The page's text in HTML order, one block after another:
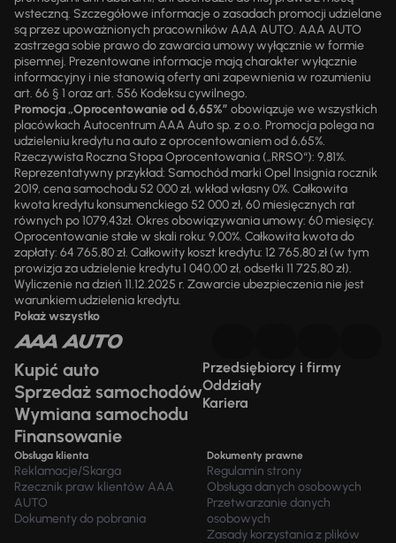
wsteczną. Szczegółowe informacje o zasadach promocji udzielane
są przez upoważnionych pracowników AAA AUTO. AAA AUTO
zastrzega sobie prawo do zawarcia umowy wyłącznie w formie
pisemnej. Prezentowane informacje mają charakter wyłącznie
informacyjny i nie stanowią oferty ani zapewnienia w rozumieniu
art. 66 § 1 oraz art. 556 Kodeksu cywilnego.
Promocja „Oprocentowanie od 6,65%” obowiązuje we wszystkich
placówkach Autocentrum AAA Auto sp. z o.o. Promocja polega na
udzieleniu kredytu na auto z oprocentowaniem od 6,65%.
Rzeczywista Roczna Stopa Oprocentowania („RRSO“): 9,81%.
Reprezentatywny przykład: Samochód marki Opel Insignia rocznik
2019, cena samochodu 52 000 zł, wkład własny 0%. Całkowita
kwota kredytu konsumenckiego 52 000 zł, 60 miesięcznych rat
równych po 1079,43zł. Okres obowiązywania umowy: 60 miesięcy.
Oprocentowanie stałe w skali roku: 9,00%. Całkowita kwota do
zapłaty: 64 765,80 zł. Całkowity koszt kredytu: 12 765,80 zł (w tym
prowizja za udzielenie kredytu 1 040,00 zł, odsetki 11 725,80 zł).
Wyliczenie na dzień 11.12.2025 r. Zawarcie ubezpieczenia nie jest
warunkiem udzielenia kredytu.
Pokaż wszystko
Kupić auto
Sprzedaż samochodów
Wymiana samochodu
Finansowanie
Przedsiębiorcy i firmy
Oddziały
Kariera
Obsługa klienta
Reklamacje/Skarga
Rzecznik praw klientów AAA
AUTO
Dokumenty do pobrania
Dokumenty prawne
Regulamin strony
Obsługa danych osobowych
Przetwarzanie danych
osobowych
Zasady korzystania z plików